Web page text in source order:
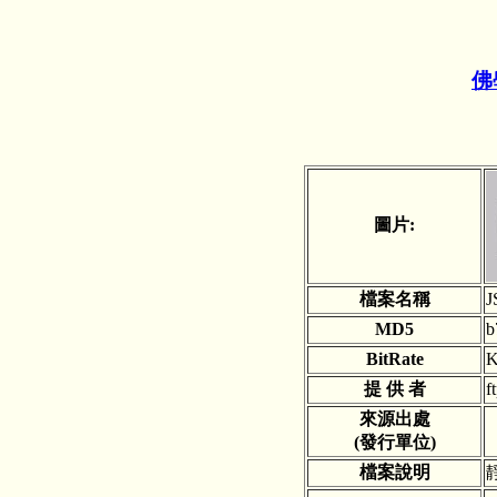
佛
圖片:
檔案名稱
MD5
BitRate
提 供 者
來源出處
(發行單位)
檔案說明